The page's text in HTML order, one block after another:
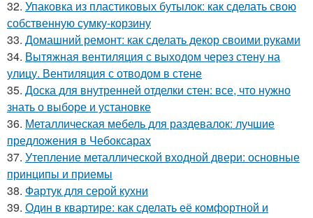
32. Упаковка из пластиковых бутылок: как сделать свою
собственную сумку-корзину
33. Домашний ремонт: как сделать декор своими руками
34. Вытяжная вентиляция с выходом через стену на
улицу. Вентиляция с отводом в стене
35. Доска для внутренней отделки стен: все, что нужно
знать о выборе и установке
36. Металлическая мебель для раздевалок: лучшие
предложения в Чебоксарах
37. Утепление металлической входной двери: основные
принципы и приемы
38. Фартук для серой кухни
39. Один в квартире: как сделать её комфортной и